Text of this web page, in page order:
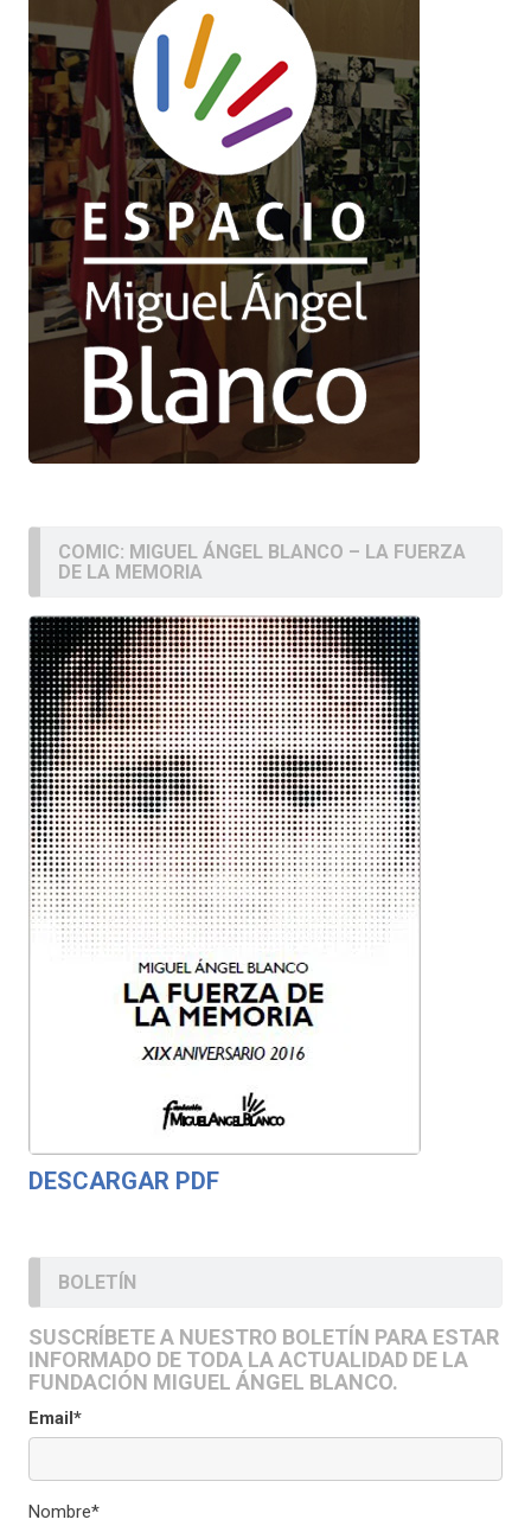
COMIC: MIGUEL ÁNGEL BLANCO – LA FUERZA
DE LA MEMORIA
DESCARGAR PDF
BOLETÍN
SUSCRÍBETE A NUESTRO BOLETÍN PARA ESTAR
INFORMADO DE TODA LA ACTUALIDAD DE LA
FUNDACIÓN MIGUEL ÁNGEL BLANCO.
Email*
Nombre*